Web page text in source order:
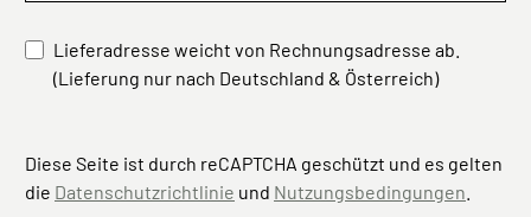
Lieferadresse weicht von Rechnungsadresse ab.
(Lieferung nur nach Deutschland & Österreich)
Diese Seite ist durch reCAPTCHA geschützt und es gelten
die Datenschutzrichtlinie und Nutzungsbedingungen